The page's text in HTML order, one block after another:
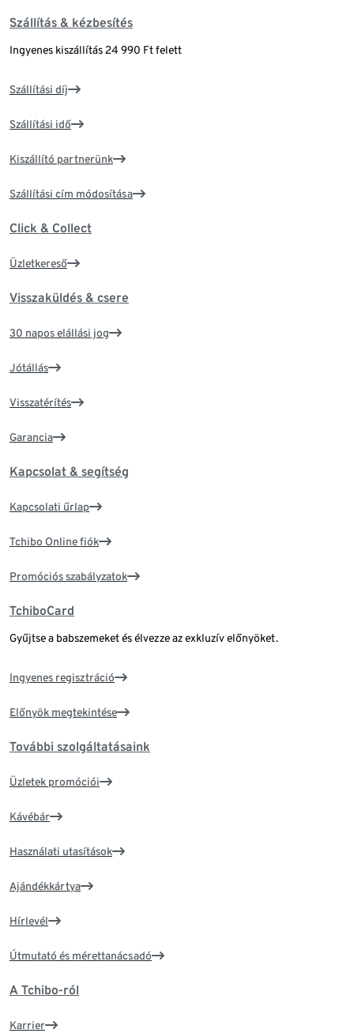
Szállítás & kézbesítés
Ingyenes kiszállítás 24 990 Ft felett
Szállítási díj
Szállítási idő
Kiszállító partnerünk
Szállítási cím módosítása
Click & Collect
Üzletkereső
Visszaküldés & csere
30 napos elállási jog
Jótállás
Visszatérítés
Garancia
Kapcsolat & segítség
Kapcsolati űrlap
Tchibo Online fiók
Promóciós szabályzatok
TchiboCard
Gyűjtse a babszemeket és élvezze az exkluzív előnyöket.
Ingyenes regisztráció
Előnyök megtekintése
További szolgáltatásaink
Üzletek promóciói
Kávébár
Használati utasítások
Ajándékkártya
Hírlevél
Útmutató és mérettanácsadó
A Tchibo-ról
Karrier